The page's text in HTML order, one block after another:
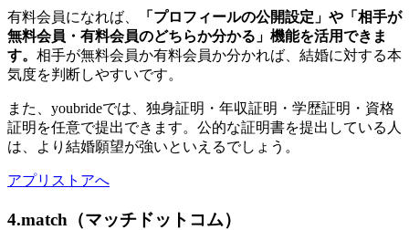
有料会員になれば、
「プロフィールの公開設定」や「相手が
無料会員・有料会員のどちらか分かる」機能を活用できま
す。 相手が無料会員か有料会員か分かれば、結婚に対する本
気度を判断しやすいです。
また、youbrideでは、独身証明・年収証明・学歴証明・資格
証明を任意で提出できます。公的な証明書を提出している人
は、より結婚願望が強いといえるでしょう。
アプリストアへ
4.match（マッチドットコム）